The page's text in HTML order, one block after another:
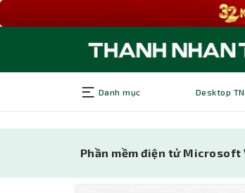
Danh mục Desktop
Phần mềm điện tử Microsoft